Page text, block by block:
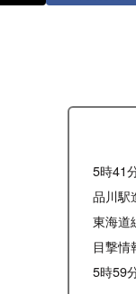
Facebook